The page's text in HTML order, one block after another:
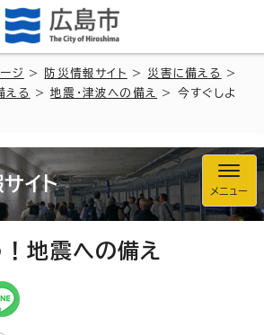
ジ > 防災情報サイト > 災害に備える
>
える
>地震・津波への備え
> 今すぐしよ
イト メニュー
地震への備え